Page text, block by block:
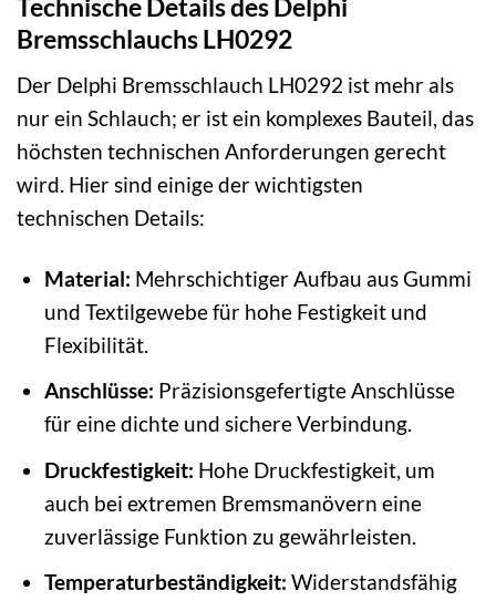
Technische Details des Delphi
Bremsschlauchs LH0292
Der Delphi Bremsschlauch LH0292 ist mehr als
nur ein Schlauch; er ist ein komplexes Bauteil, das
höchsten technischen Anforderungen gerecht
wird. Hier sind einige der wichtigsten
technischen Details:
Material: Mehrschichtiger Aufbau aus Gummi
und Textilgewebe für hohe Festigkeit und
Flexibilität.
Anschlüsse: Präzisionsgefertigte Anschlüsse
für eine dichte und sichere Verbindung.
Druckfestigkeit: Hohe Druckfestigkeit, um
auch bei extremen Bremsmanövern eine
zuverlässige Funktion zu gewährleisten.
Temperaturbeständigkeit: Widerstandsfähig